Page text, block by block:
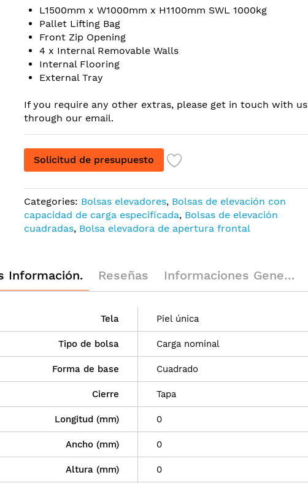
L1500mm x W1000mm x H1100mm SWL 1000kg
Pallet Lifting Bag
Front Zip Opening
4 x Internal Removable Walls
Internal Flooring
External Tray
If you require any other extras, please get in touch with us
through our email.
Solicitud de presupuesto
Categories: Bolsas elevadores, Bolsas de elevación con
capacidad de carga especificada, Bolsas de elevación
cuadradas, Bolsa elevadora de apertura frontal
Información.
Tela Piel única
Tipo de bolsa Carga nominal
Forma de base Cuadrado
Cierre Tapa
Longitud (mm) 0
Ancho (mm) 0
Altura (mm) 0
Reseñas Informaciones Generales